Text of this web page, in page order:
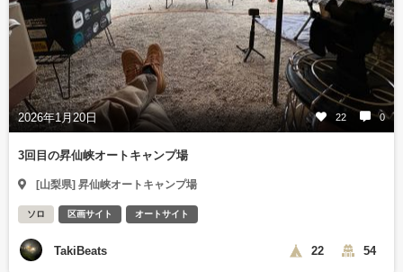
2026年1月20日 22 0
3回目の昇仙峡オートキャンプ場
[山梨県] 昇仙峡オートキャンプ場
ソロ 区画サイト オートサイト
TakiBeats 22 54